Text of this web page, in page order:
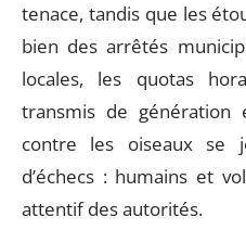
tenace, tandis que les
bien des arrêtés
locales, les quotas
transmis de génération
contre les oiseaux se
d’échecs : humains et
attentif des autorités.